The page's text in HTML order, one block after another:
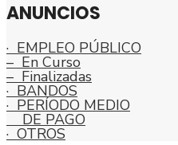
ANUNCIOS
· EMPLEO PÚBLICO
– En Curso
– Finalizadas
· BANDOS
· PERÍODO MEDIO
DE PAGO
· OTROS